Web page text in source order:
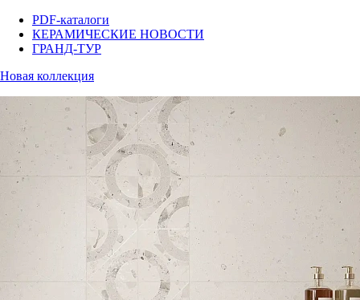
PDF-каталоги
КЕРАМИЧЕСКИЕ НОВОСТИ
ГРАНД-ТУР
Новая коллекция